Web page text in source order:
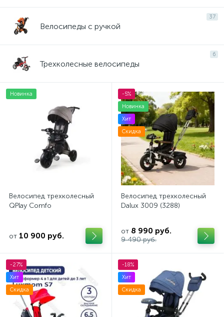
37
Велосипеды с ручкой
6
Трехколесные велосипеды
Новинка
Велосипед трехколесный
QPlay Comfo
от 10 900 руб.
-5%
Новинка
Хит
Скидка
Велосипед трехколесный
Dalux 3009 (3288)
от 8 990 руб.
9 490 руб.
-27%
Хит
Скидка
-18%
Хит
Скидка